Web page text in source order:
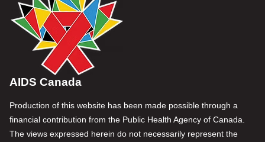
AIDS Canada
Production of this website has been made possible through a
financial contribution from the Public Health Agency of Canada.
The views expressed herein do not necessarily represent the